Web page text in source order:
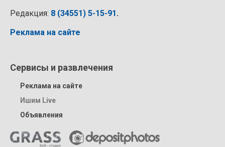
Редакция: 8 (34551) 5-15-91 .
Реклама на сайте
Сервисы и развлечения
Реклама на сайте
Ишим Live
Объявления